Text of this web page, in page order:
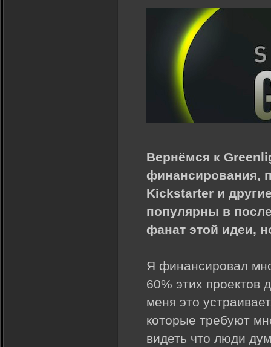
Вернёмся к
финансирования,
Kickstarter и
популярны в
фанат этой идеи,
Я финансировал
60% этих проектов
меня это
которые требуют
видеть что люди